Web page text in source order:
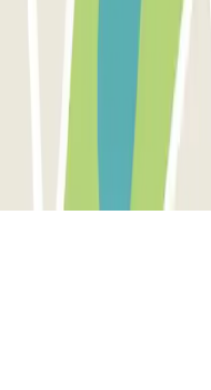
aux cookies
confidentialité
droits réservés